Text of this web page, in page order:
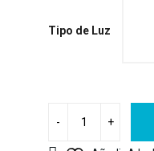
Tipo de Luz